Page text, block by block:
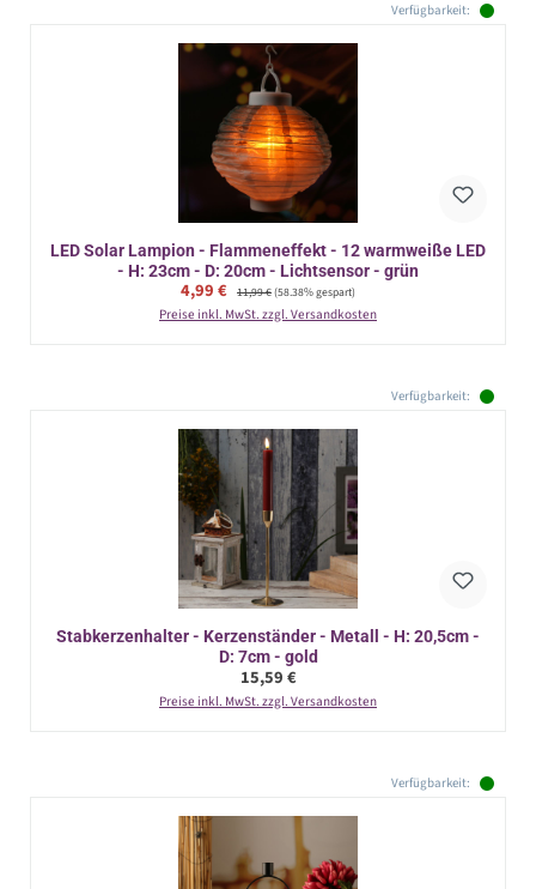
Verfügbarkeit:
LED Solar Lampion - Flammeneffekt - 12 warmweiße LED
- H: 23cm - D: 20cm - Lichtsensor - grün
Verkaufspreis:
4,99 € Regulärer Preis:
11,99 €(58.38% gespart)
Preise inkl. MwSt. zzgl. Versandkosten
Verfügbarkeit:
Stabkerzenhalter - Kerzenständer - Metall - H: 20,5cm -
D: 7cm - gold
Regulärer Preis:
15,59 €
Preise inkl. MwSt. zzgl. Versandkosten
Verfügbarkeit: